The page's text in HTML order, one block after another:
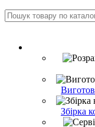
Збірка